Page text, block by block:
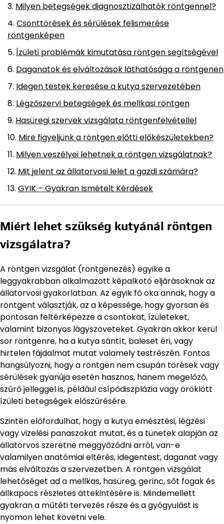
Milyen betegségek diagnosztizálhatók röntgennel?
Csonttörések és sérülések felismerése
röntgenképen
Ízületi problémák kimutatása röntgen segítségével
Daganatok és elváltozások láthatósága a röntgenen
Idegen testek keresése a kutya szervezetében
Légzőszervi betegségek és mellkasi röntgen
Hasüregi szervek vizsgálata röntgenfelvétellel
Mire figyeljünk a röntgen előtti előkészületekben?
Milyen veszélyei lehetnek a röntgen vizsgálatnak?
Mit jelent az állatorvosi lelet a gazdi számára?
GYIK – Gyakran Ismételt Kérdések
Miért lehet szükség kutyánál röntgen
vizsgálatra?
A röntgen vizsgálat (röntgenezés) egyike a
leggyakrabban alkalmazott képalkotó eljárásoknak az
állatorvosi gyakorlatban. Az egyik fő oka annak, hogy a
röntgent választják, az a képessége, hogy gyorsan és
pontosan feltérképezze a csontokat, ízületeket,
valamint bizonyos lágyszöveteket. Gyakran akkor kerül
sor röntgenre, ha a kutya sántít, baleset éri, vagy
hirtelen fájdalmat mutat valamely testrészén. Fontos
hangsúlyozni, hogy a röntgen nem csupán törések vagy
sérülések gyanúja esetén hasznos, hanem megelőző,
szűrő jelleggel is, például csípődiszplázia vagy öröklött
ízületi betegségek előszűrésére.
Szintén előfordulhat, hogy a kutya emésztési, légzési
vagy vizelési panaszokat mutat, és a tünetek alapján az
állatorvos szeretne meggyőződni arról, van-e
valamilyen anatómiai eltérés, idegentest, daganat vagy
más elváltozás a szervezetben. A röntgen vizsgálat
lehetőséget ad a mellkas, hasüreg, gerinc, sőt fogak és
állkapocs részletes áttekintésére is. Mindemellett
gyakran a műtéti tervezés része és a gyógyulást is
nyomon lehet követni vele.